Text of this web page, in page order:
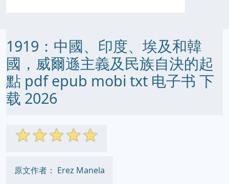
1919：中國、印度、埃及和韓
國，威爾遜主義及民族自決的起
點 pdf epub mobi txt 电子书 下
载 2026
☆☆☆☆☆
原文作者： Erez Manela